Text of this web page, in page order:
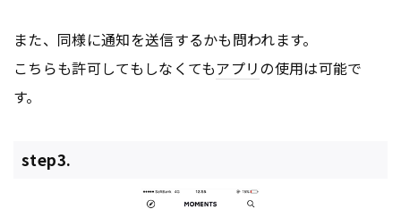
また、同様に通知を送信するかも問われます。
こちらも許可してもしなくてもアプリの使用は可能で
す。
step3.